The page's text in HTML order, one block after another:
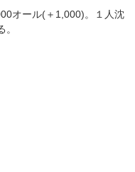
オール(＋1,000)。１人沈